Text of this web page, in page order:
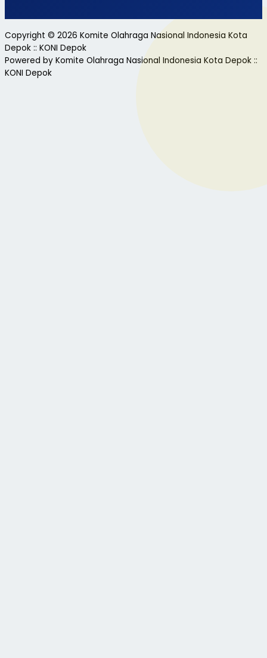
Copyright © 2026 Komite Olahraga Nasional Indonesia Kota
Depok :: KONI Depok
Powered by Komite Olahraga Nasional Indonesia Kota Depok ::
KONI Depok